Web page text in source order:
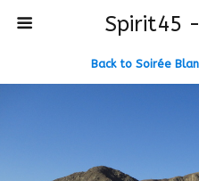
Spirit45
Back to Soirée